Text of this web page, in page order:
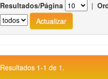
Resultados/Página |
Resultados 1-1 de 1.